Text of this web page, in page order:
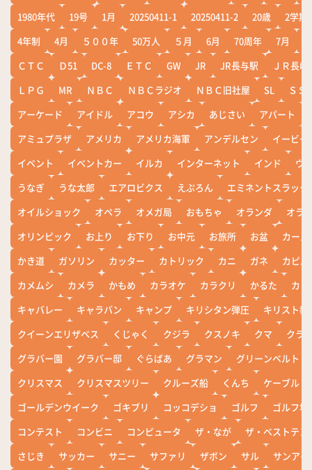
1980年代
19号 1月 20250411-1 20250411-2 20歳
2学期
4年制
4月 ５００年 50万人 ５月 6月 70周年 7月
ＣＴＣ
Ｄ51 DC-8 ＥＴＣ GW JR JR長与駅
ＪＲ長崎
ＬＰＧ
MR ＮＢＣ ＮＢＣラジオ ＮＢＣ旧社屋 SL
ＳＳ
アーケード
アイドル アコウ アシカ あじさい アパート
アミュプラザ
アメリカ アメリカ海軍 アンデルセン
イービー
イベント
イベントカー イルカ インターネット インド
ウ
うなぎ
うな太郎 エアロビクス えぷろん
エミネントスラック
オイルショック
オペラ オメガ局 おもちゃ オランダ
オラ
オリンピック
お上り お下り お中元 お旅所 お盆
カー
かき道
ガソリン カッター カトリック カニ ガネ
カピバ
カメムシ
カメラ かもめ カラオケ カラクリ かるた
カレ
キャバレー
キャラバン キャンプ キリシタン弾圧
キリスト教
クイーンエリザベス
くじゃく クジラ クスノキ クマ
クラ
グラバー園
グラバー邸 ぐらばあ グラマン
グリーンベルト
クリスマス
クリスマスツリー クルーズ船 くんち
ケーブル
ゴールデンウイーク
ゴキブリ コッコデショ ゴルフ
ゴルフ場
コンテスト
コンビニ コンピュータ ザ・なが
ザ・ベストテン
さじき
サッカー サニー サファリ ザボン サル
サンアイ